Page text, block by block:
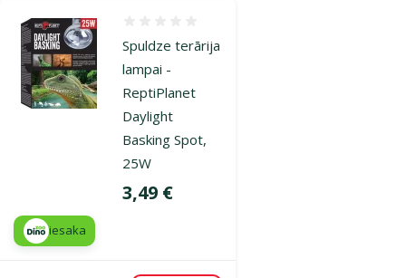
Spuldze terārija
lampai -
ReptiPlanet
Daylight
Basking Spot,
25W
Cena
3,49 €
iesaka